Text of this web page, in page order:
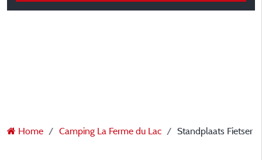
Home Camping La Ferme du Lac Standplaats Fietser